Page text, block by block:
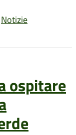
Notizie
ospitare